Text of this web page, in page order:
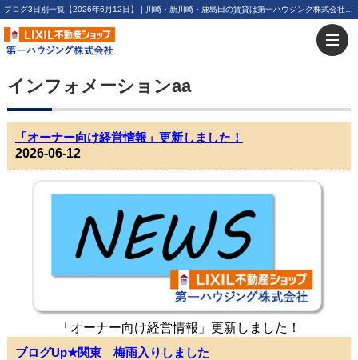
インフォメーションaa
「オーナー向け経営情報」更新しました！
2026-06-12
「オーナー向け経営情報」更新しました！
ブログUp★関東 梅雨入りしました